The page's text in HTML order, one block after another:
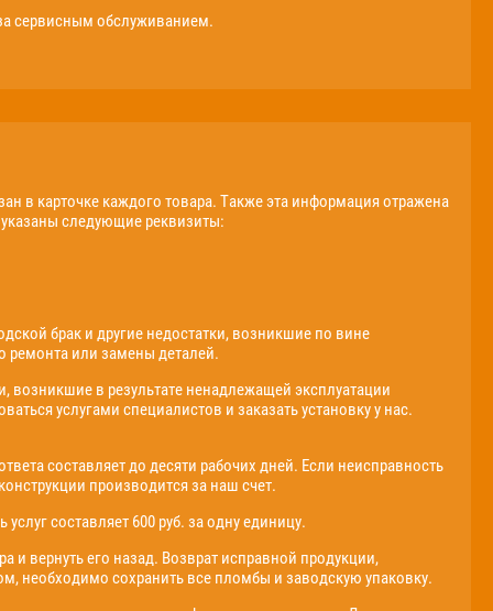
сервисным обслуживанием.
в карточке каждого товара. Также эта информация отражена
следующие реквизиты:
брак и другие недостатки, возникшие по вине
ремонта или замены деталей.
возникшие в результате ненадлежащей эксплуатации
услугами специалистов и заказать установку у нас.
составляет до десяти рабочих дней. Если неисправность
производится за наш счет.
составляет 600 руб. за одну единицу.
и вернуть его назад. Возврат исправной продукции,
необходимо сохранить все пломбы и заводскую упаковку.